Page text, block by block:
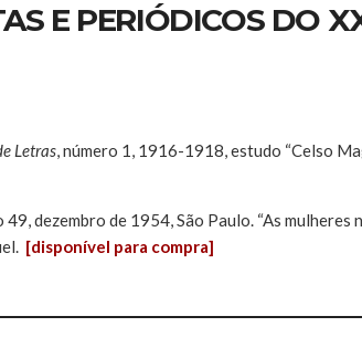
E PERIÓDICOS DO
Letras, número 1, 1916-1918, estudo “Celso
49, dezembro de 1954, São Paulo. “As mulheres
[disponível para compra]